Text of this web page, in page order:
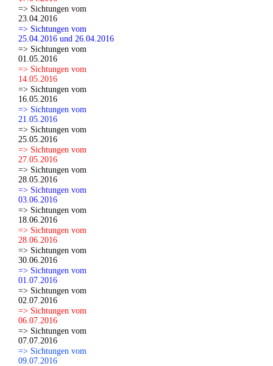
=> Sichtungen vom
23.04.2016
=> Sichtungen vom
25.04.2016 und 26.04.2016
=> Sichtungen vom
01.05.2016
=> Sichtungen vom
14.05.2016
=> Sichtungen vom
16.05.2016
=> Sichtungen vom
21.05.2016
=> Sichtungen vom
25.05.2016
=> Sichtungen vom
27.05.2016
=> Sichtungen vom
28.05.2016
=> Sichtungen vom
03.06.2016
=> Sichtungen vom
18.06.2016
=> Sichtungen vom
28.06.2016
=> Sichtungen vom
30.06.2016
=> Sichtungen vom
01.07.2016
=> Sichtungen vom
02.07.2016
=> Sichtungen vom
06.07.2016
=> Sichtungen vom
07.07.2016
=> Sichtungen vom
09.07.2016